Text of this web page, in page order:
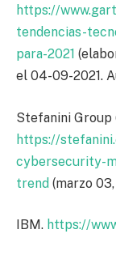
https://
tendencias-
para-2021
el 04-09-2021.
Stefanini Group
https://
cybersecurity-
trend (marzo
IBM. https://